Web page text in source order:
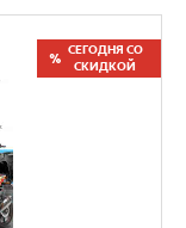
СЕГОДНЯ СО
СКИДКОЙ